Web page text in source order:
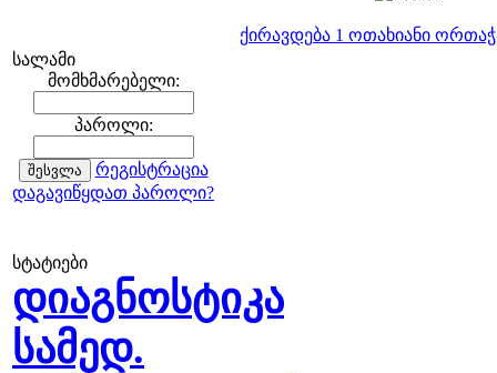
ქირავდება 1 ოთახიანი
სალამი
მომხმარებელი:
პაროლი:
რეგისტრაცია
დაგავიწყდათ პაროლი?
სტატიები
დიაგნოსტიკა
სამედ.